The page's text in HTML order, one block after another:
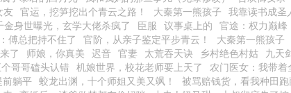
友 官运，挖笋挖出个青云之路！ 大秦第一熊孩子 我靠读书成圣
金身世曝光，玄学大佬杀疯了 臣服 议事桌上的 官途：权力巅峰
傅总把持不住了 官阶，从亲子鉴定平步青云！ 大秦第一熊孩子
了 师娘，你真美 迟音 官妻 太荒吞天诀 乡村绝色村姑 九天
哥哥磕头认错 机娘世界，校花老师要上天了 农门医女：我带着
前躺平 蛟龙出渊，十个师姐又美又飒！ 被骂赔钱货，看我种田